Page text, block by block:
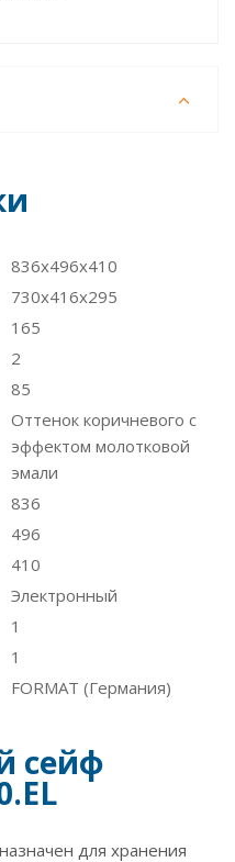
836х496х410
730х416х295
165
2
85
Оттенок коричневого с
эффектом молотковой
эмали
836
496
410
Электронный
1
1
FORMAT (Германия)
сейф
для хранения